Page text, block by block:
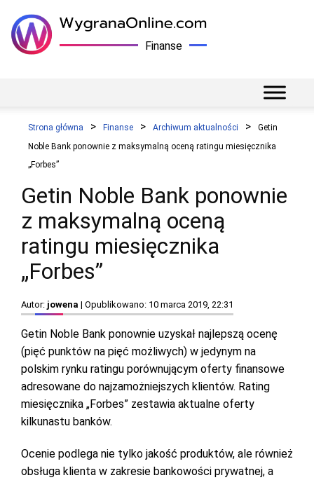
Finanse
Strona główna Finanse Archiwum aktualności
Getin
Noble Bank ponownie z maksymalną oceną ratingu miesięcznika
„Forbes”
Getin Noble Bank ponownie
z maksymalną oceną
ratingu miesięcznika
„Forbes”
Autor: jowena | Opublikowano: 10 marca 2019, 22:31
Getin Noble Bank ponownie uzyskał najlepszą ocenę
(pięć punktów na pięć możliwych) w jedynym na
polskim rynku ratingu porównującym oferty finansowe
adresowane do najzamożniejszych klientów. Rating
miesięcznika „Forbes” zestawia aktualne oferty
kilkunastu banków.
Ocenie podlega nie tylko jakość produktów, ale również
obsługa klienta w zakresie bankowości prywatnej, a